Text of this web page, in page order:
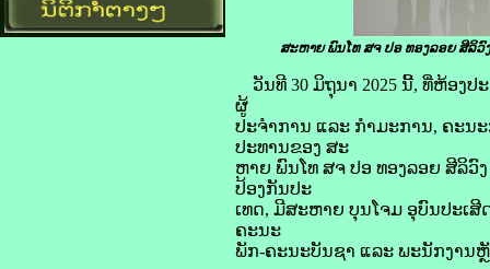
ສະຫາຍ ພົນໂທ ສຈ ປອ ທອງລອຍ ສີລິວົ
ວັນທີ 30 ມິຖຸນາ 2025 ນີ້, ທີ່ຫ້ອງ
ຜູ້
ປະຈຳການ ແລະ ກຳມະການ, ຄະນ
ປະທານຂອງ ສະ
ຫາຍ ພົນໂທ ສຈ ປອ ທອງລອຍ ສີລິ
ປ້ອງກັນປະ
ເທດ, ມີສະຫາຍ ບຸນໂຈມ ອຸບົນປະເ
ຄະນະ
ພັກ-ຄະນະບັນຊາ ແລະ ພະນັກງານ